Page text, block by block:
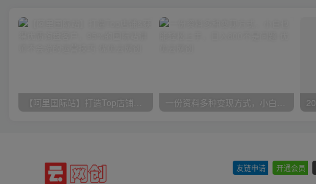
【阿里国际站】打造Top店铺&获得优质询盘客户，​95%的国际站讲师不会说的运营技巧 一份资料多种变现方式，小白也能轻松上手，日入800不是问题
友链申请 开通会员